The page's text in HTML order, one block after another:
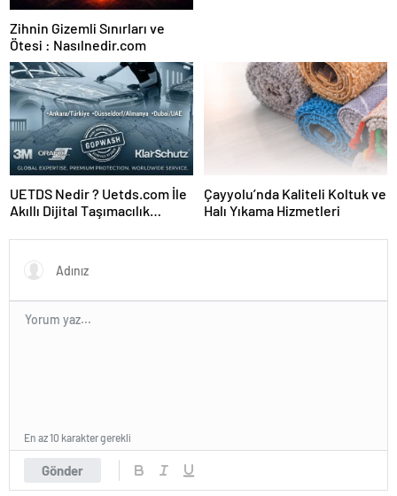
Zihnin Gizemli Sınırları ve
Ötesi : Nasılnedir.com
UETDS Nedir ? Uetds.com İle
Akıllı Dijital Taşımacılık
Çayyolu’nda Kaliteli Koltuk ve
Halı Yıkama Hizmetleri
Gönder
En az 10 karakter gerekli